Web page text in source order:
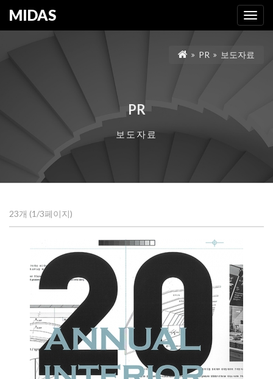
MIDAS
PR 보도자료
PR
보도자료
23개 (1/3페이지)